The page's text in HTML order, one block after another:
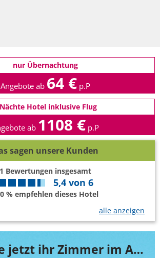
nur Übernachtung
Angebote ab 64 € p.P
Hotel inklusive Flug
ab 1108 € p.P
sagen unsere Kunden
1 Bewertungen insgesamt
5,4 von 6
% empfehlen dieses Hotel
alle anzeigen
Buchen Sie jetzt ihr Zimmer im Amiral Palace